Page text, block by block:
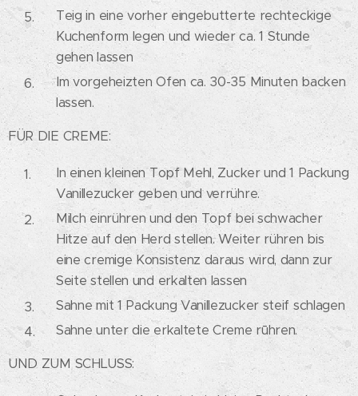
Teig in eine vorher eingebutterte rechteckige
Kuchenform legen und wieder ca. 1 Stunde
gehen lassen
Im vorgeheizten Ofen ca. 30-35 Minuten backen
lassen.
FÜR DIE CREME:
In einen kleinen Topf Mehl, Zucker und 1 Packung
Vanillezucker geben und verrühre.
Milch einrühren und den Topf bei schwacher
Hitze auf den Herd stellen. Weiter rühren bis
eine cremige Konsistenz daraus wird, dann zur
Seite stellen und erkalten lassen
Sahne mit 1 Packung Vanillezucker steif schlagen
Sahne unter die erkaltete Creme rūhren.
UND ZUM SCHLUSS: